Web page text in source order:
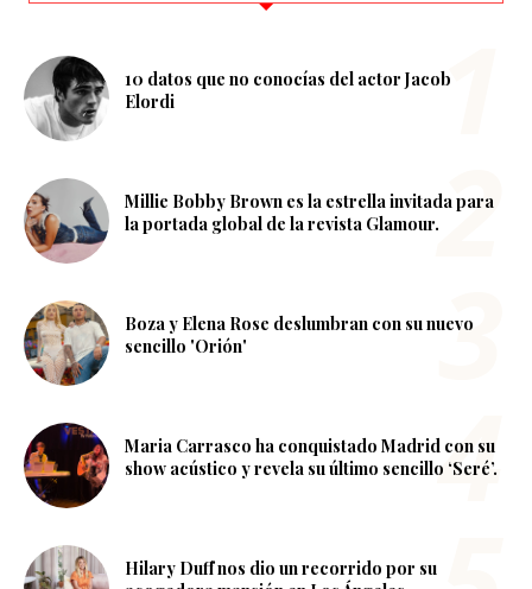
10 datos que no conocías del actor Jacob
Elordi
Millie Bobby Brown es la estrella invitada para
la portada global de la revista Glamour.
Boza y Elena Rose deslumbran con su nuevo
sencillo 'Orión'
Maria Carrasco ha conquistado Madrid con su
show acústico y revela su último sencillo ‘Seré’.
Hilary Duff nos dio un recorrido por su